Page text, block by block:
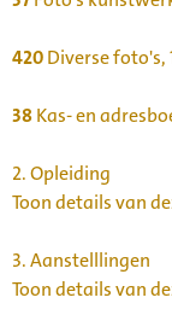
420Diverse foto's,
38Kas- en
2.Opleiding
Toon details van
3.Aanstelllingen
Toon details van